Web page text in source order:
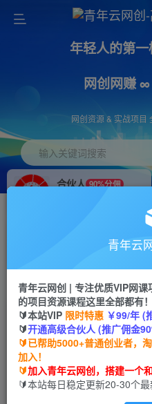
年轻人的第
网创网赚
网创资源 & 实战项目
输入关键词搜索
合伙人 90%分佣
搭建同款网站，自己当老板
首页 创业课程 会员免费 正文
颠覆式长期可无限放大
+【揭秘】
青年云网创
2年前发布
青年云
青年云网创 | 专注优质VIP网
的项目资源课程这里全部都有！
🔰本站VIP 限时特惠 ￥99/年 (
🔰开通高级合伙人 (推广佣金
🔰已帮助5000+普通创业者，
加入！
🔰加入青年云网创，搭建一个
🔰本站每日稳定更新20-30个